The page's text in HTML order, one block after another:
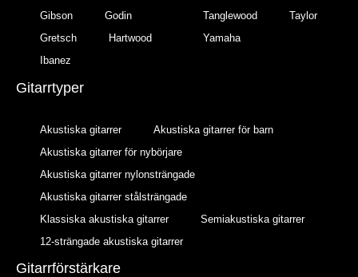
Gibson
Godin
Gretsch
Hartwood
Ibanez
Tanglewood
Taylor
Yamaha
Gitarrtyper
Akustiska gitarrer
Akustiska gitarrer för barn
Akustiska gitarrer för nybörjare
Akustiska gitarrer nylonsträngade
Akustiska gitarrer stålsträngade
Klassiska akustiska gitarrer
Semiakustiska gitarrer
12-strängade akustiska gitarrer
Gitarrförstärkare